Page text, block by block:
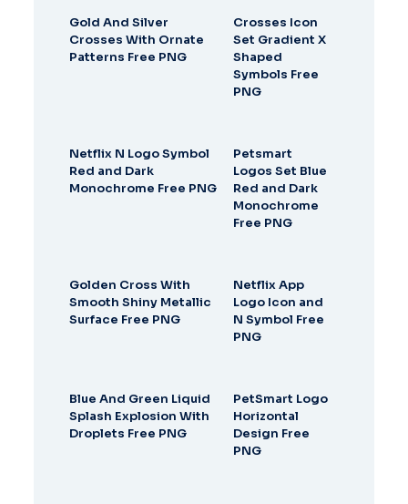
Gold And Silver
Crosses With Ornate
Patterns Free PNG
Crosses Icon
Set Gradient X
Shaped
Symbols Free
PNG
Netflix N Logo Symbol
Red and Dark
Monochrome Free PNG
Petsmart
Logos Set Blue
Red and Dark
Monochrome
Free PNG
Golden Cross With
Smooth Shiny Metallic
Surface Free PNG
Netflix App
Logo Icon and
N Symbol Free
PNG
Blue And Green Liquid
Splash Explosion With
Droplets Free PNG
PetSmart Logo
Horizontal
Design Free
PNG